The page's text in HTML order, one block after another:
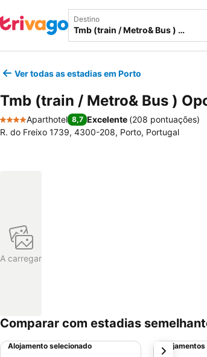
Destino
Ver todas as estadias em Porto
Tmb (train / Metro& Bus )
4 Estrelas
Aparthotel 8,7 Excelente (208 pontuações)
R. do Freixo 1739, 4300-208, Porto, Portugal
A carregar
Comparar com estadias
Alojamento selecionado próximo